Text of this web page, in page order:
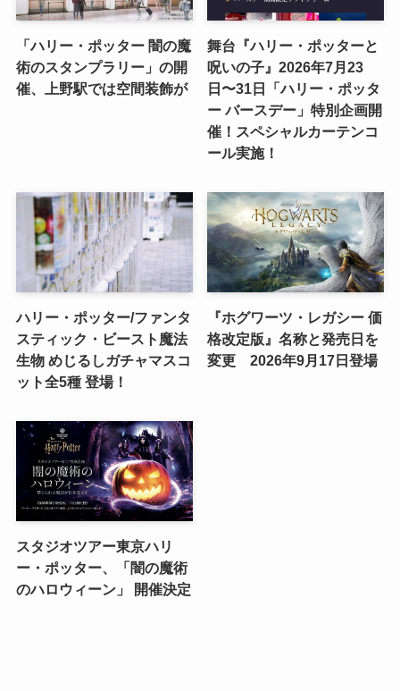
「ハリー・ポッター 闇の魔
術のスタンプラリー」の開
催、上野駅では空間装飾が
舞台『ハリー・ポッターと
呪いの子』2026年7月23
日〜31日「ハリー・ポッタ
ー バースデー」特別企画開
催！スペシャルカーテンコ
ール実施！
ハリー・ポッター/ファンタ
スティック・ビースト魔法
生物 めじるしガチャマスコ
ット全5種 登場！
『ホグワーツ・レガシー 価
格改定版』名称と発売日を
変更 2026年9月17日登場
スタジオツアー東京ハリ
ー・ポッター、「闇の魔術
のハロウィーン」 開催決定